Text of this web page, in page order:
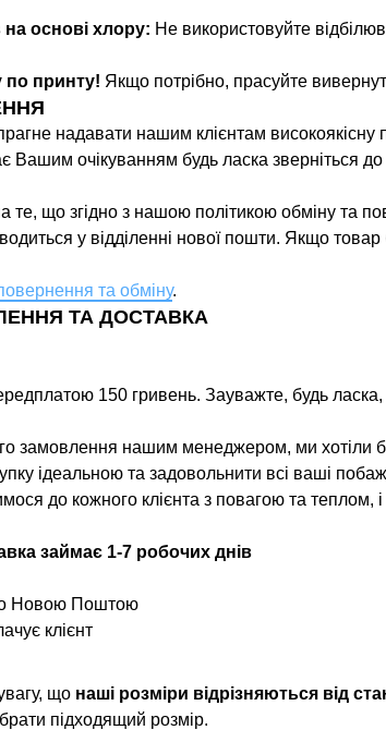
на основі хлору: Не використовуйте
по принту! Якщо потрібно, прасуйте
надавати нашим клієнтам
Вашим очікуванням будь ласка зверніться
те, що згідно з нашою політикою обміну та
у відділенні нової пошти. Якщо
та обміну.
ТА ДОСТАВКА
150 гривень. Зауважте, будь
замовлення нашим менеджером, ми хотіли
ідеальною та задовольнити всі ваші
до кожного клієнта з повагою та
займає 1-7 робочих днів
Новою Поштою
клієнт
що наші розміри відрізняються від
підходящий розмір.